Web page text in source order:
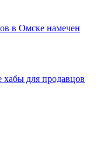
в Омске намечен
хабы для продавцов